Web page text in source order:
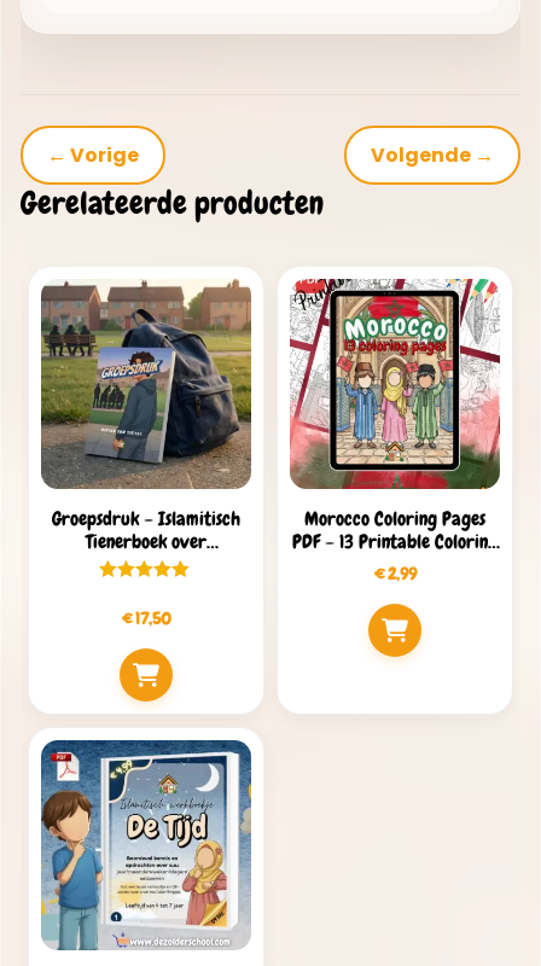
← Vorige Volgende →
Gerelateerde producten
Groepsdruk – Islamitisch
Tienerboek over
Groepsdruk en Keuzes
€17,50
Morocco Coloring Pages
PDF – 13 Printable Coloring
Pages for Kids
€2,99